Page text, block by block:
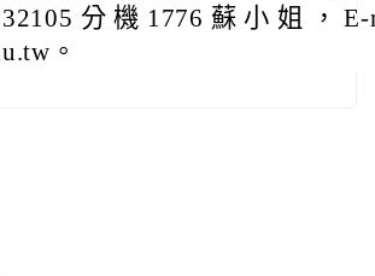
分 機 1776 蘇 小 姐 ，
。